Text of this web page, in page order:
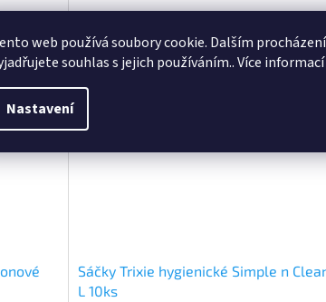
web používá soubory cookie. Dalším
souhlas s jejich používáním.. Více informací
Nastavení
TX-40471
Sáčky Trixie hygienické Simple n
L 10ks